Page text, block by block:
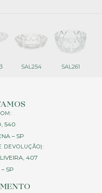
SAL254 SAL261
540
– SP
DEVOLUÇÃO):
407
SP